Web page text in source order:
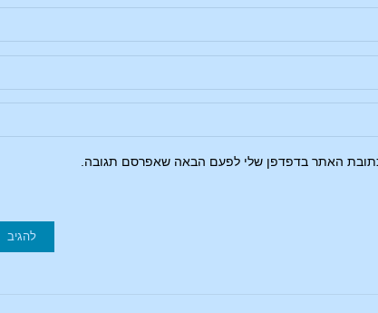
האתר בדפדפן שלי לפעם הבאה שאפרסם תגובה.